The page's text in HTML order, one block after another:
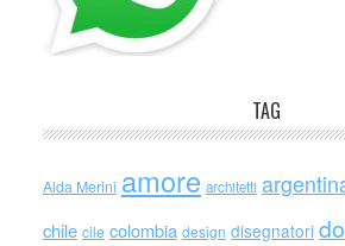
TAG
Alda Merini amore architetti
chile cile colombia design disegnatori